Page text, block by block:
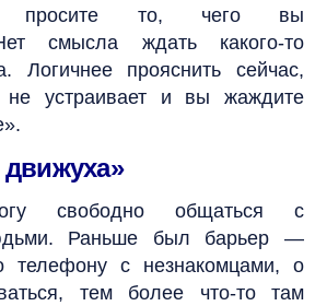
просите то, чего вы
смысла ждать какого-то
Логичнее прояснить сейчас,
не устраивает и вы жаждите
свободно общаться с
Раньше был барьер —
телефону с незнакомцами, о
тем более что-то там